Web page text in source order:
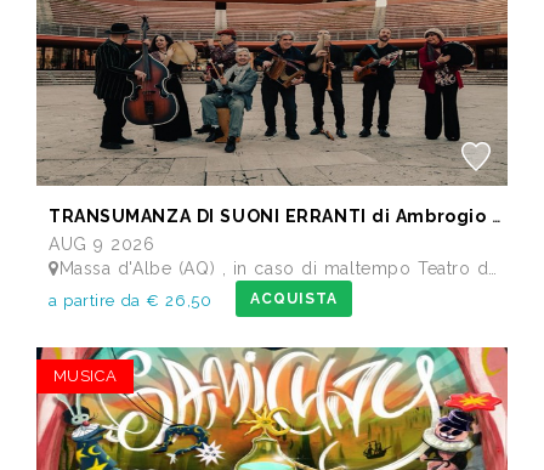
TRANSUMANZA DI SUONI ERRANTI di Ambrogio Sparagna
AUG 9 2026
Massa d'Albe (AQ) , in caso di maltempo Teatro dei Marsi Avezzano AQ - Anfiteatro Romano di Alba Fucens
a partire da € 26,50 ACQUISTA
MUSICA